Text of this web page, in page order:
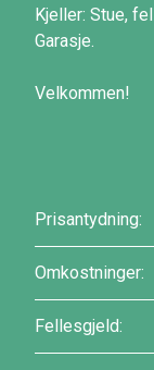
Kjeller: Stue,
Garasje.
Velkommen!
Prisantydning:
Omkostninger:
Fellesgjeld: